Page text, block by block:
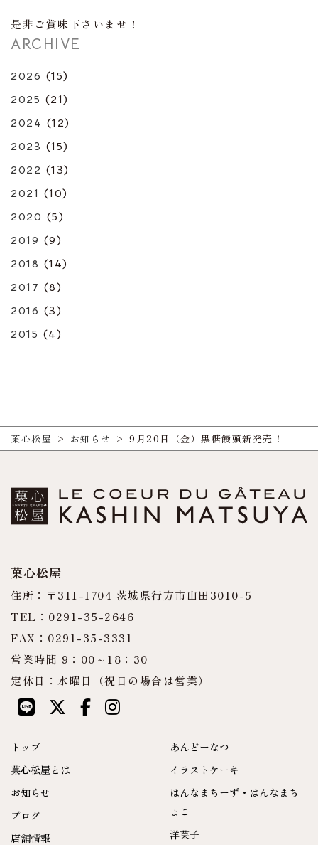
是非ご賞味下さいませ！
ARCHIVE
2026 (15)
2025 (21)
2024 (12)
2023 (15)
2022 (13)
2021 (10)
2020 (5)
2019 (9)
2018 (14)
2017 (8)
2016 (3)
2015 (4)
菓心松屋 > お知らせ > 9月20日（金）黒糖饅頭新発売！
菓心松屋
住所：〒311-1704 茨城県行方市山田3010-5
TEL：0291-35-2646
FAX：0291-35-3331
営業時間 9：00～18：30
定休日：水曜日（祝日の場合は営業）
トップ
菓心松屋とは
お知らせ
ブログ
店舗情報
あんどーなつ
イラストケーキ
はんなまちーず・はんなまち
ょこ
洋菓子